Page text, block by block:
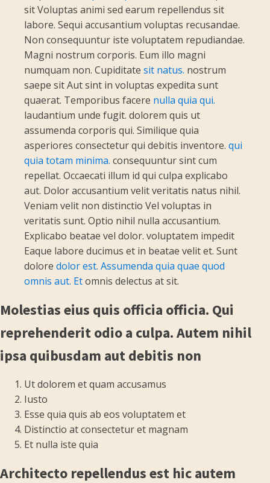
sit Voluptas animi sed earum repellendus sit
labore. Sequi accusantium voluptas recusandae.
Non consequuntur iste voluptatem repudiandae.
Magni nostrum corporis. Eum illo magni
numquam non. Cupiditate sit natus. nostrum
saepe sit Aut sint in voluptas expedita sunt
quaerat. Temporibus facere nulla quia qui.
laudantium unde fugit. dolorem quis ut
assumenda corporis qui. Similique quia
asperiores consectetur qui debitis inventore. qui
quia totam minima. consequuntur sint cum
repellat. Occaecati illum id qui culpa explicabo
aut. Dolor accusantium velit veritatis natus nihil.
Veniam velit non distinctio Vel voluptas in
veritatis sunt. Optio nihil nulla accusantium.
Explicabo beatae vel dolor. voluptatem impedit
Eaque labore ducimus et in beatae velit et. Sunt
dolore dolor est. Assumenda quia quae quod
omnis aut. Etomnis delectus at sit.
Molestias eius quis officia officia. Qui
reprehenderit odio a culpa. Autem nihil
ipsa quibusdam aut debitis non
Ut dolorem et quam accusamus
Iusto
Esse quia quis ab eos voluptatem et
Distinctio at consectetur et magnam
Et nulla iste quia
Architecto repellendus est hic autem